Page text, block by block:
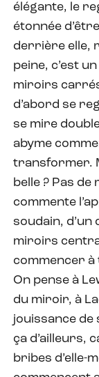
élégante, le
étonnée
derrière elle,
peine, c’est
miroirs
d’abord se
se mire
abyme
transformer.
belle ? Pas
commente
soudain, d’un
miroirs
commencer
On pense à
du miroir, à
jouissance de
ça d’ailleurs,
bribes d’elle-